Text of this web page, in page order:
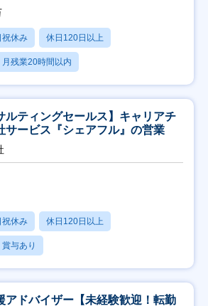
祝休み 休日120日以上
月残業20時間以内
ティングセールス】キャリアチ
サービス『シェアフル』の営業
祝休み 休日120日以上
賞与あり
アドバイザー【未経験歓迎！転勤